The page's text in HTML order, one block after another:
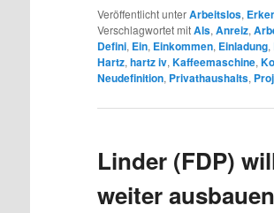
Veröffentlicht unterArbeitslos,
Verschlagwortet mitAls, Anreiz,
Defini, Ein, Einkommen, Einladung,
Hartz, hartz iv, Kaffeemaschine,
Neudefinition, Privathaushalts,
Linder (FDP)
weiter ausbauen